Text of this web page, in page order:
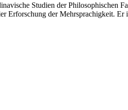
Studien der Philosophischen
Erforschung der Mehrsprachigkeit.